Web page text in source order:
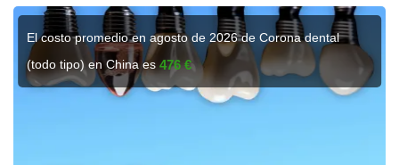
El costo promedio en agosto de 2026 de Corona dental
(todo tipo) en China es476 €